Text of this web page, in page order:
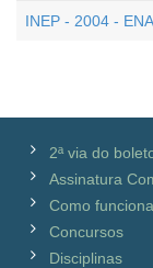
INEP - 2004 -
2ª via do
Assinatura
Como funciona
Concursos
Disciplinas